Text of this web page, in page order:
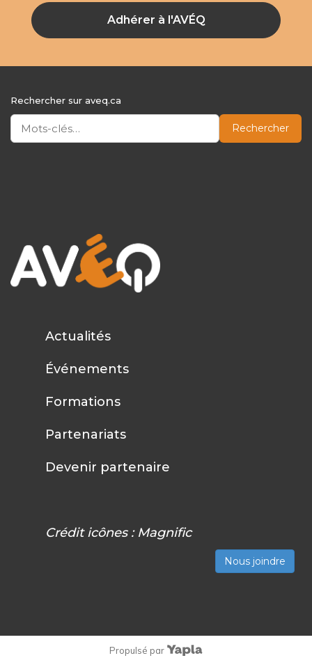
Adhérer à l'AVÉQ
Rechercher sur aveq.ca
Rechercher
Actualités
Événements
Formations
Partenariats
Devenir partenaire
Crédit icônes : Magnific
Nous joindre
Propulsé par